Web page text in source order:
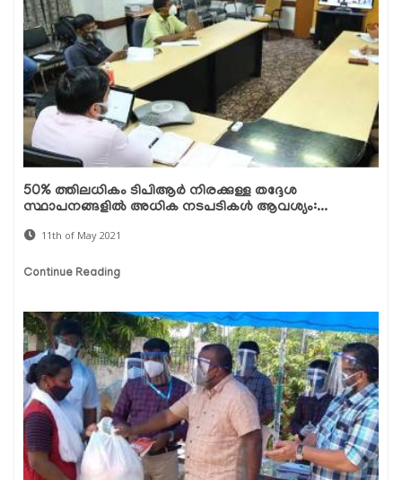
50% ത്തിലധികം ടിപിആര്‍ നിരക്കുള്ള തദ്ദേശ
സ്ഥാപനങ്ങളില്‍ അധിക നടപടികള്‍ ആവശ്യം:...
11th of May 2021
Continue Reading